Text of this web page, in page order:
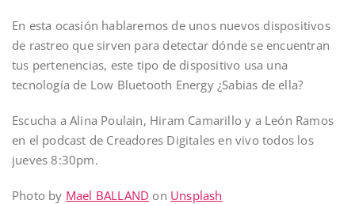
En esta ocasión hablaremos de unos nuevos dispositivos
de rastreo que sirven para detectar dónde se encuentran
tus pertenencias, este tipo de dispositivo usa una
tecnología de Low Bluetooth Energy ¿Sabias de ella?
Escucha a Alina Poulain, Hiram Camarillo y a León Ramos
en el podcast de Creadores Digitales en vivo todos los
jueves 8:30pm.
Photo by Mael BALLAND on Unsplash